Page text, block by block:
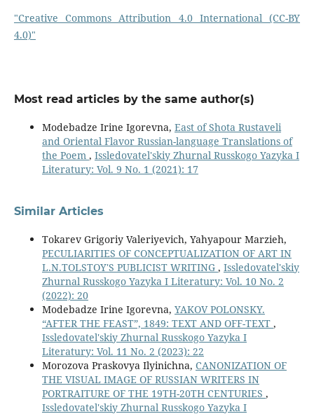
"Creative Commons Attribution 4.0 International (CC-BY
4.0)"
Most read articles by the same author(s)
Modebadze Irine Igorevna, East of Shota Rustaveli
and Oriental Flavor Russian-language Translations of
the Poem , Issledovatel'skiy Zhurnal Russkogo Yazyka I
Literatury: Vol. 9 No. 1 (2021): 17
Similar Articles
Tokarev Grigoriy Valeriyevich, Yahyapour Marzieh,
PECULIARITIES OF CONCEPTUALIZATION OF ART IN
L.N.TOLSTOY'S PUBLICIST WRITING , Issledovatel'skiy
Zhurnal Russkogo Yazyka I Literatury: Vol. 10 No. 2
(2022): 20
Modebadze Irine Igorevna, YAKOV POLONSKY.
“AFTER THE FEAST”, 1849: TEXT AND OFF-TEXT ,
Issledovatel'skiy Zhurnal Russkogo Yazyka I
Literatury: Vol. 11 No. 2 (2023): 22
Morozova Praskovya Ilyinichna, CANONIZATION OF
THE VISUAL IMAGE OF RUSSIAN WRITERS IN
PORTRAITURE OF THE 19TH-20TH CENTURIES ,
Issledovatel'skiy Zhurnal Russkogo Yazyka I